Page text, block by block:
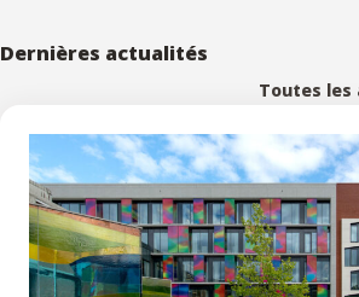
Dernières actualités
Toutes